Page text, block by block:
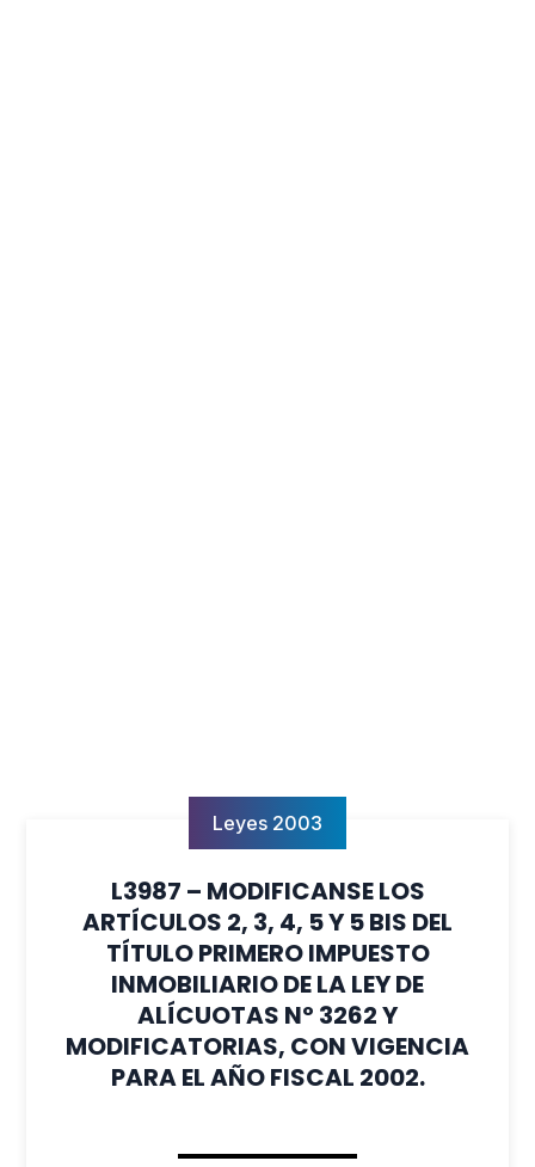
Leyes 2003
L3987 – MODIFICANSE LOS
ARTÍCULOS 2, 3, 4, 5 Y 5 BIS DEL
TÍTULO PRIMERO IMPUESTO
INMOBILIARIO DE LA LEY DE
ALÍCUOTAS Nº 3262 Y
MODIFICATORIAS, CON VIGENCIA
PARA EL AÑO FISCAL 2002.